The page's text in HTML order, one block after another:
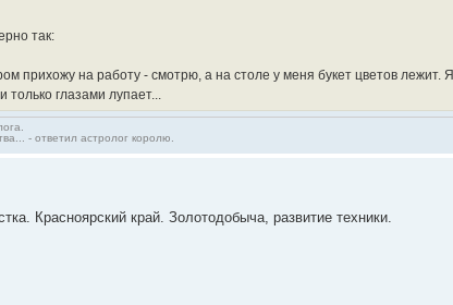
так:
прихожу на работу - смотрю, а на столе у меня букет цветов
только глазами лупает...
- ответил астролог королю.
Красноярский край. Золотодобыча, развитие техники.